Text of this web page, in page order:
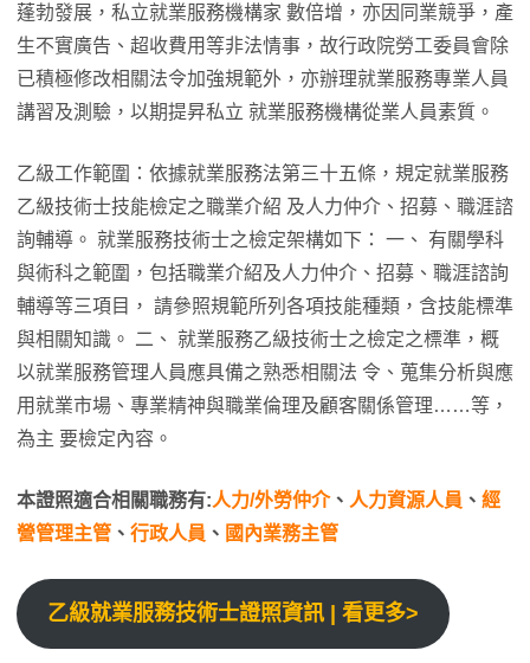
蓬勃發展，私立就業服務機構家 數倍增，亦因同業競爭，產
生不實廣告、超收費用等非法情事，故行政院勞工委員會除
已積極修改相關法令加強規範外，亦辦理就業服務專業人員
講習及測驗，以期提昇私立 就業服務機構從業人員素質。
乙級工作範圍：依據就業服務法第三十五條，規定就業服務
乙級技術士技能檢定之職業介紹 及人力仲介、招募、職涯諮
詢輔導。 就業服務技術士之檢定架構如下： 一、 有關學科
與術科之範圍，包括職業介紹及人力仲介、招募、職涯諮詢
輔導等三項目， 請參照規範所列各項技能種類，含技能標準
與相關知識。 二、 就業服務乙級技術士之檢定之標準，概
以就業服務管理人員應具備之熟悉相關法 令、蒐集分析與應
用就業市場、專業精神與職業倫理及顧客關係管理……等，
為主 要檢定內容。
本證照適合相關職務有:人力/外勞仲介、 人力資源人員 、 經
營管理主管 、 行政人員 、 國內業務主管
乙級就業服務技術士證照資訊 | 看更多>